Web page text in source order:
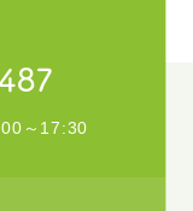
～17:30